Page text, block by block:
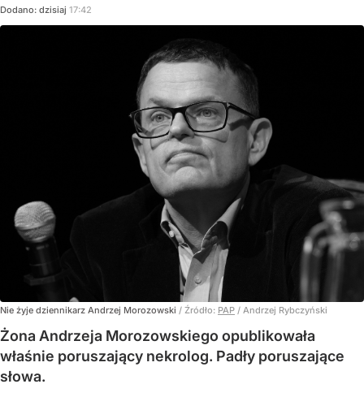
Dodano: dzisiaj 17:42
Nie żyje dziennikarz Andrzej Morozowski / Źródło: PAP / Andrzej Rybczyński
Żona Andrzeja Morozowskiego opublikowała
właśnie poruszający nekrolog. Padły poruszające
słowa.